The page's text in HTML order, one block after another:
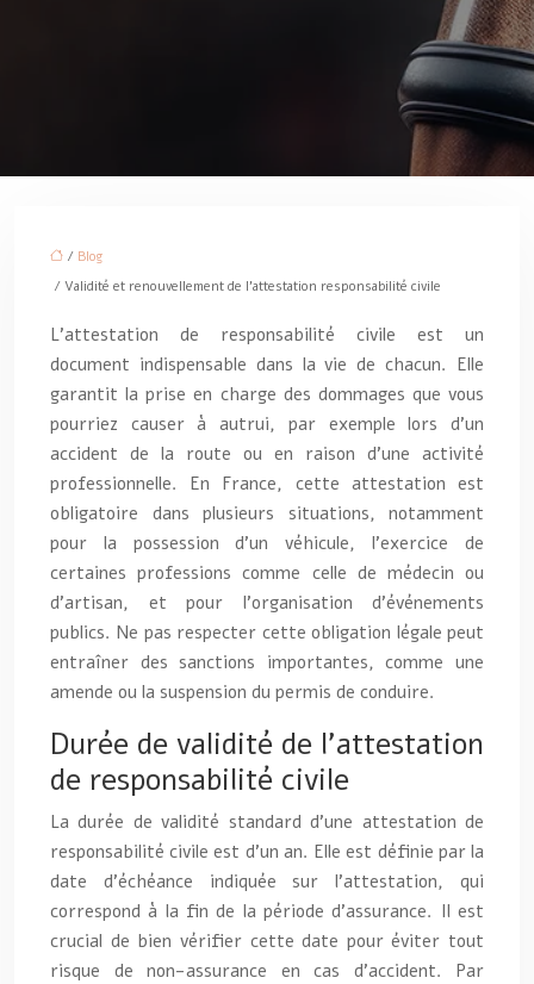
/ Blog
/ Validité et renouvellement de l’attestation responsabilité civile
L’attestation de responsabilité civile est un
document indispensable dans la vie de chacun. Elle
garantit la prise en charge des dommages que vous
pourriez causer à autrui, par exemple lors d’un
accident de la route ou en raison d’une activité
professionnelle. En France, cette attestation est
obligatoire dans plusieurs situations, notamment
pour la possession d’un véhicule, l’exercice de
certaines professions comme celle de médecin ou
d’artisan, et pour l’organisation d’événements
publics. Ne pas respecter cette obligation légale peut
entraîner des sanctions importantes, comme une
amende ou la suspension du permis de conduire.
Durée de validité de l’attestation
de responsabilité civile
La durée de validité standard d’une attestation de
responsabilité civile est d’un an. Elle est définie par la
date d’échéance indiquée sur l’attestation, qui
correspond à la fin de la période d’assurance. Il est
crucial de bien vérifier cette date pour éviter tout
risque de non-assurance en cas d’accident. Par